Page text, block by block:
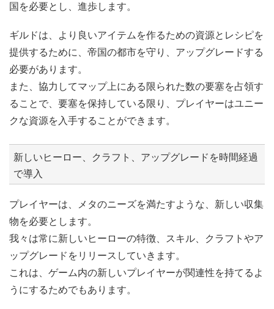
国を必要とし、進歩します。
ギルドは、より良いアイテムを作るための資源とレシピを
提供するために、帝国の都市を守り、アップグレードする
必要があります。
また、協力してマップ上にある限られた数の要塞を占領す
ることで、要塞を保持している限り、プレイヤーはユニー
クな資源を入手することができます。
新しいヒーロー、クラフト、アップグレードを時間経過
で導入
プレイヤーは、メタのニーズを満たすような、新しい収集
物を必要とします。
我々は常に新しいヒーローの特徴、スキル、クラフトやア
ップグレードをリリースしていきます。
これは、ゲーム内の新しいプレイヤーが関連性を持てるよ
うにするためでもあります。